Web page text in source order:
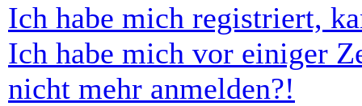
Ich habe mich registriert,
Ich habe mich vor einiger
nicht mehr anmelden?!